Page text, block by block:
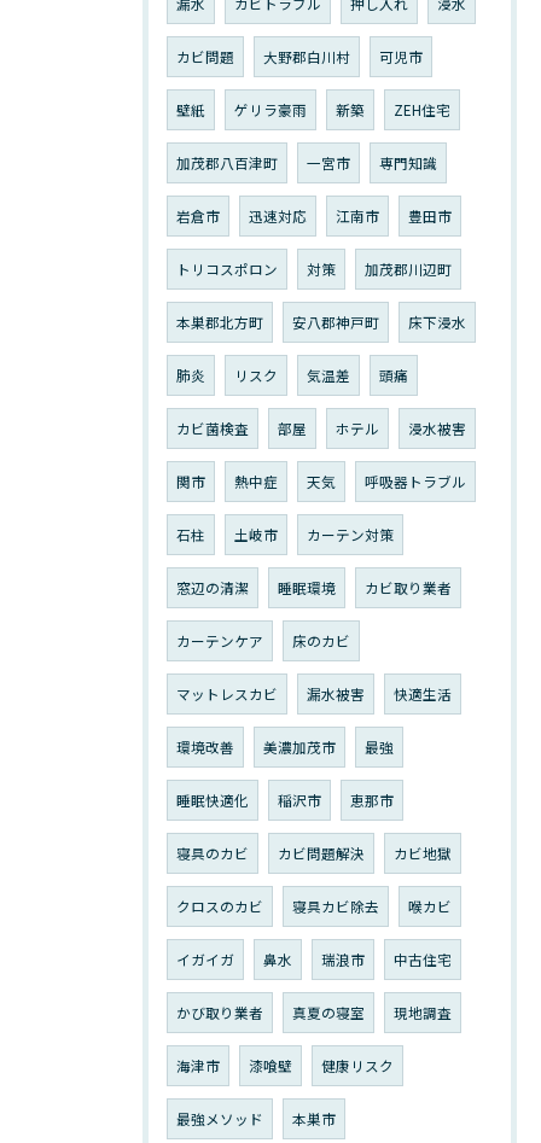
カビ問題 大野郡白川村 可児市
壁紙 ゲリラ豪雨 新築 ZEH住宅
加茂郡八百津町 一宮市 専門知識
岩倉市 迅速対応 江南市 豊田市
トリコスポロン 対策 加茂郡川辺町
本巣郡北方町 安八郡神戸町 床下浸水
肺炎 リスク 気温差 頭痛
カビ菌検査 部屋 ホテル 浸水被害
関市 熱中症 天気 呼吸器トラブル
石柱 土岐市 カーテン対策
窓辺の清潔 睡眠環境 カビ取り業者
カーテンケア 床のカビ
マットレスカビ 漏水被害 快適生活
環境改善 美濃加茂市 最強
睡眠快適化 稲沢市 恵那市
寝具のカビ カビ問題解決 カビ地獄
クロスのカビ 寝具カビ除去 喉カビ
イガイガ 鼻水 瑞浪市 中古住宅
かび取り業者 真夏の寝室 現地調査
海津市 漆喰壁 健康リスク
最強メソッド 本巣市